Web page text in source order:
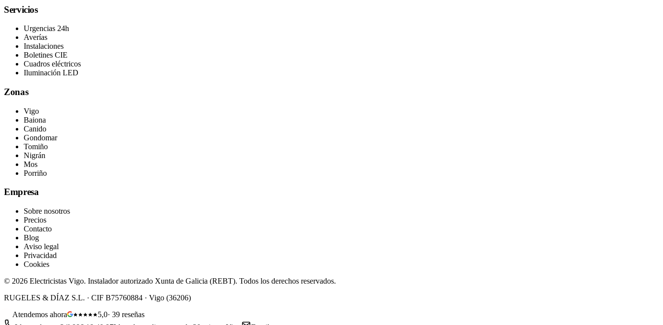
Servicios
Urgencias 24h
Averías
Instalaciones
Boletines CIE
Cuadros eléctricos
Iluminación LED
Zonas
Vigo
Baiona
Canido
Gondomar
Tomiño
Nigrán
Mos
Porriño
Empresa
Sobre nosotros
Precios
Contacto
Blog
Aviso legal
Privacidad
Cookies
© 2026 Electricistas Vigo. Instalador autorizado Xunta de Galicia (REBT). Todos los derechos reservados.
RUGELES & DÍAZ S.L. · CIF B75760884 · Vigo (36206)
Atendemos ahora
5,0· 39reseñas